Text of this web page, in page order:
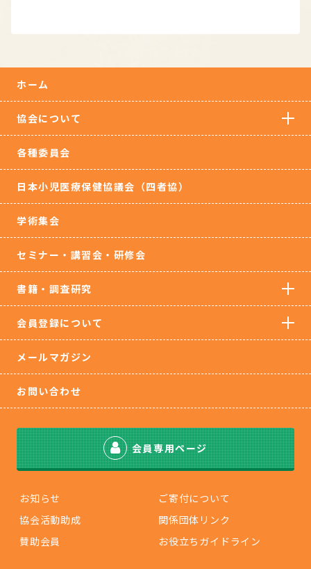
ホーム
協会について
各種委員会
日本小児医療保健協議会（四者協）
学術集会
セミナー・講習会・研修会
書籍・調査研究
会員登録について
メールマガジン
お問い合わせ
会員専用ページ
お知らせ
ご寄付について
協会活動助成
関係団体リンク
賛助会員
お役立ちガイドライン